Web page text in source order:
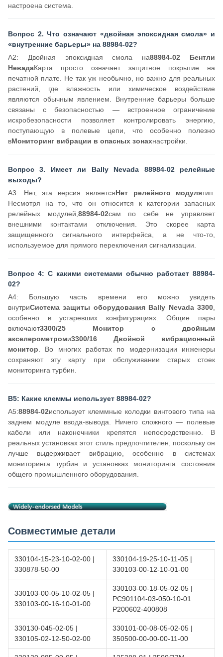
настроена система.
Вопрос 2. Что означают «двойная эпоксидная смола» и
«внутренние барьеры» на 88984-02?
A2: Двойная эпоксидная смола на88984-02 Бентли
НевадаКарта просто означает защитное покрытие на
печатной плате. Не так уж необычно, но важно для реальных
растений, где влажность или химическое воздействие
являются обычным явлением. Внутренние барьеры больше
связаны с безопасностью — встроенное ограничение
искробезопасности позволяет контролировать энергию,
поступающую в полевые цепи, что особенно полезно
вМониторинг вибрации в опасных зонахнастройки.
Вопрос 3. Имеет ли Bally Nevada 88984-02 релейные
выходы?
A3: Нет, эта версия являетсяНет релейного модулятип.
Несмотря на то, что он относится к категории запасных
релейных модулей, 88984-02сам по себе не управляет
внешними контактами отключения. Это скорее карта
защищенного сигнального интерфейса, а не что-то,
используемое для прямого переключения сигнализации.
Вопрос 4: С какими системами обычно работает 88984-
02?
A4: Большую часть времени его можно увидеть
внутриСистема защиты оборудования Bally Nevada 3300
особенно в устаревших конфигурациях. Общие пары
включают3300/25 Монитор с двойным
акселерометроми3300/16 Двойной вибрационный
монитор . Во многих работах по модернизации инженеры
сохраняют эту карту при обслуживании старых стоек
мониторинга турбин.
В5: Какие клеммы использует 88984-02?
A5:88984-02использует клеммные колодки винтового типа на
заднем модуле ввода-вывода. Ничего сложного — полевые
кабели или наконечники крепятся непосредственно. В
реальных установках этот стиль предпочтителен, поскольку он
лучше выдерживает вибрацию, особенно в системах
мониторинга турбин и установках мониторинга состояния
общего промышленного оборудования.
Совместимые детали
330104-15-23-10-02-00 |
330878-50-00
330104-19-25-10-11-05 |
330103-00-12-10-01-00
330103-00-05-10-02-05 |
330103-00-16-10-01-00
330103-00-18-05-02-05 |
РС901104-03-050-10-01
Р200602-400808
330130-045-02-05 |
330105-02-12-50-02-00
330101-00-08-05-02-05 |
350500-00-00-00-11-00